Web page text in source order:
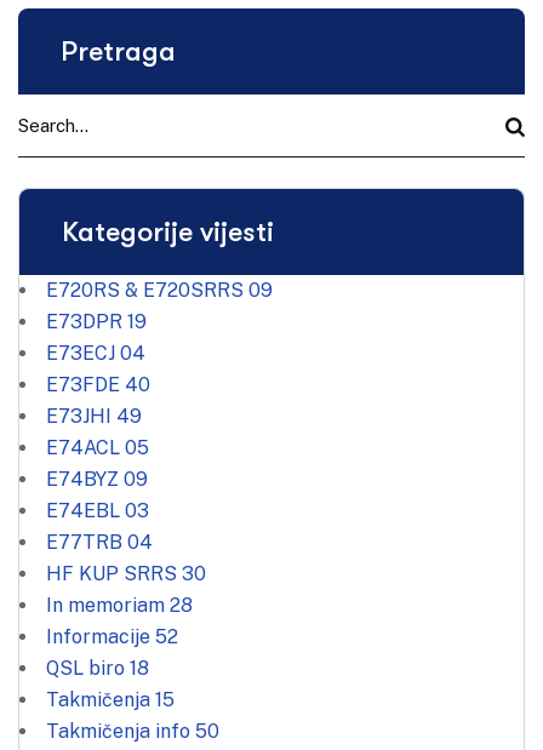
Pretraga
Kategorije vijesti
E720RS & E720SRRS 09
E73DPR 19
E73ECJ 04
E73FDE 40
E73JHI
49
E74ACL 05
E74BYZ 09
E74EBL 03
E77TRB 04
HF KUP SRRS 30
In memoriam 28
Informacije 52
QSL biro 18
Takmičenja 15
Takmičenja info 50